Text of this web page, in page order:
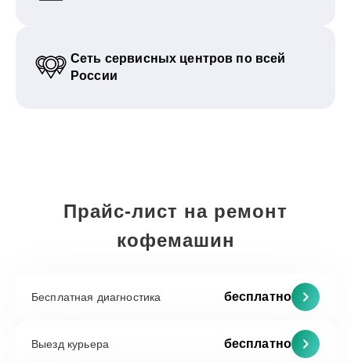
Сеть сервисных центров по всей
России
Прайс-лист на ремонт
кофемашин
Бесплатная диагностика бесплатно
Выезд курьера бесплатно